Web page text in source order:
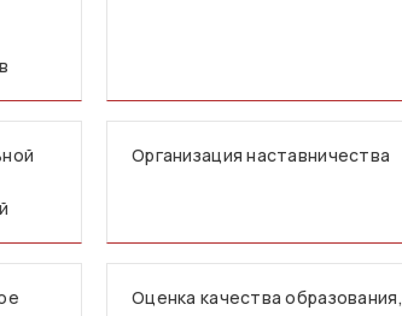
Организация наставничества
Оценка качества образования,